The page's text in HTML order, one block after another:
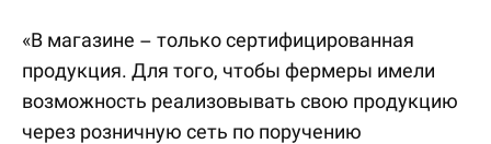
«В магазине – только сертифицированная
продукция. Для того, чтобы фермеры имели
возможность реализовывать свою продукцию
через розничную сеть по поручению